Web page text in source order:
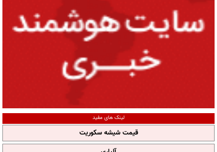
لینک های مفید
قیمت شیشه سکوریت